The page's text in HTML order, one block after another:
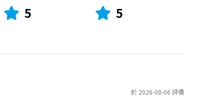
5 5
於 2026-08-06 評價